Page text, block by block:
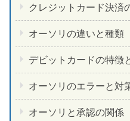
クレジットカード決済
オーソリの違いと種類
デビットカードの特徴
オーソリのエラーと対
オーソリと承認の関係